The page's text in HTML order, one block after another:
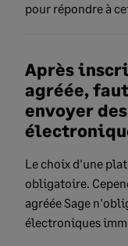
pour répondre à
Après
agréée,
envoyer
Le choix d'une
obligatoire.
agréée Sage
électroniques